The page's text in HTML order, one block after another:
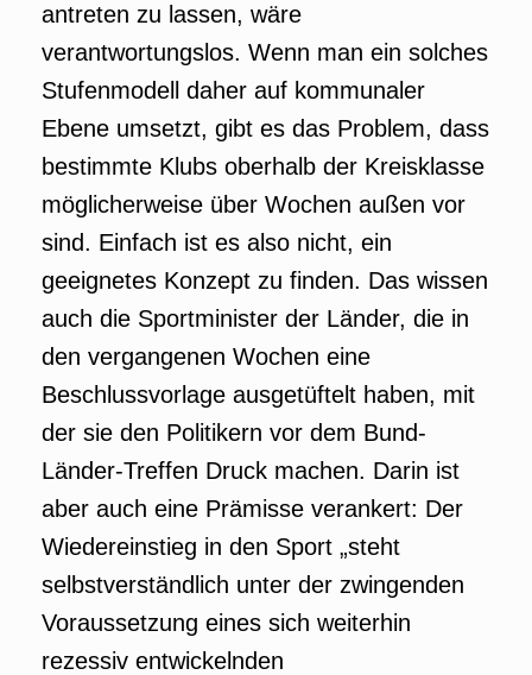
antreten zu lassen, wäre
verantwortungslos. Wenn man ein solches
Stufenmodell daher auf kommunaler
Ebene umsetzt, gibt es das Problem, dass
bestimmte Klubs oberhalb der Kreisklasse
möglicherweise über Wochen außen vor
sind. Einfach ist es also nicht, ein
geeignetes Konzept zu finden. Das wissen
auch die Sportminister der Länder, die in
den vergangenen Wochen eine
Beschlussvorlage ausgetüftelt haben, mit
der sie den Politikern vor dem Bund-
Länder-Treffen Druck machen. Darin ist
aber auch eine Prämisse verankert: Der
Wiedereinstieg in den Sport „steht
selbstverständlich unter der zwingenden
Voraussetzung eines sich weiterhin
rezessiv entwickelnden